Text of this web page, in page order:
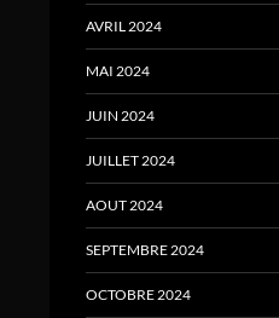
AVRIL 2024
MAI 2024
JUIN 2024
JUILLET 2024
AOUT 2024
SEPTEMBRE 2024
OCTOBRE 2024